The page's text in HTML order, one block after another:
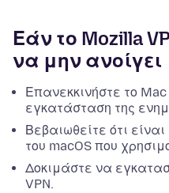
Εάν το Mozilla
να μην ανοίγει
Επανεκκινήστε το
εγκατάσταση της
Βεβαιωθείτε ότι
του macOS που
Δοκιμάστε να
VPN.